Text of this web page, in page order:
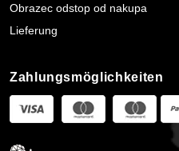
Obrazec odstop od nakupa
Lieferung
Zahlungsmöglichkeiten